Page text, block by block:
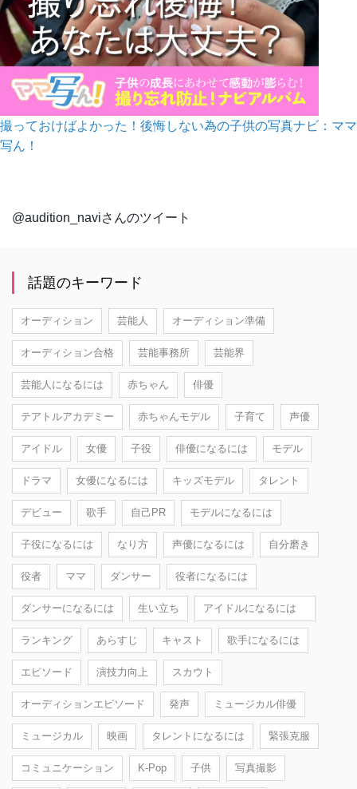
撮っておけばよかった！後悔しない為の子供の写真ナビ：ママ
写ん！
@audition_naviさんのツイート
話題のキーワード
オーディション 芸能人 オーディション準備
オーディション合格 芸能事務所 芸能界
芸能人になるには 赤ちゃん 俳優
テアトルアカデミー 赤ちゃんモデル 子育て 声優
アイドル 女優 子役 俳優になるには モデル
ドラマ 女優になるには キッズモデル タレント
デビュー 歌手 自己PR モデルになるには
子役になるには なり方 声優になるには 自分磨き
役者 ママ ダンサー 役者になるには
ダンサーになるには 生い立ち アイドルになるには
ランキング あらすじ キャスト 歌手になるには
エピソード 演技力向上 スカウト
オーディションエピソード 発声 ミュージカル俳優
ミュージカル 映画 タレントになるには 緊張克服
コミュニケーション K-Pop 子供 写真撮影